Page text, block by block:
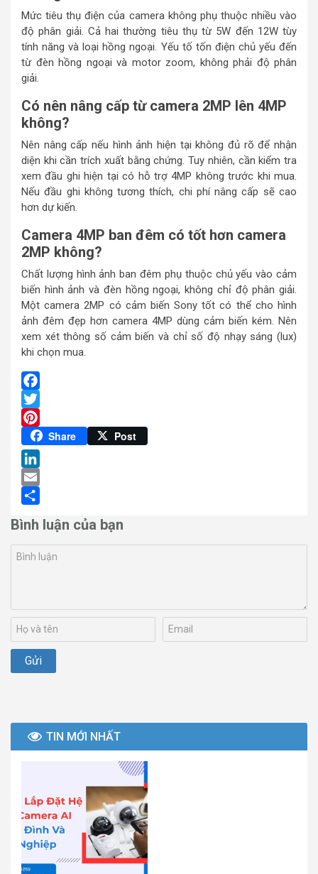
Mức tiêu thụ điện của camera không phụ thuộc nhiều vào
độ phân giải. Cả hai thường tiêu thụ từ 5W đến 12W tùy
tính năng và loại hồng ngoại. Yếu tố tốn điện chủ yếu đến
từ đèn hồng ngoại và motor zoom, không phải độ phân
giải.
Có nên nâng cấp từ camera 2MP lên 4MP
không?
Nên nâng cấp nếu hình ảnh hiện tại không đủ rõ để nhận
diện khi cần trích xuất bằng chứng. Tuy nhiên, cần kiểm tra
xem đầu ghi hiện tại có hỗ trợ 4MP không trước khi mua.
Nếu đầu ghi không tương thích, chi phí nâng cấp sẽ cao
hơn dự kiến.
Camera 4MP ban đêm có tốt hơn camera
2MP không?
Chất lượng hình ảnh ban đêm phụ thuộc chủ yếu vào cảm
biến hình ảnh và đèn hồng ngoại, không chỉ độ phân giải.
Một camera 2MP có cảm biến Sony tốt có thể cho hình
ảnh đêm đẹp hơn camera 4MP dùng cảm biến kém. Nên
xem xét thông số cảm biến và chỉ số độ nhạy sáng (lux)
khi chọn mua.
Facebook
Twitter
Pinterest
Share Post
LinkedIn
Email
Bình luận của bạn
TIN MỚI NHẤT